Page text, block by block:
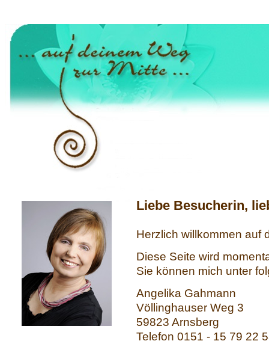
Liebe Besucherin,
Herzlich willkommen auf
Diese Seite wird
Sie können mich unter
Angelika Gahmann
Völlinghauser Weg 3
59823 Arnsberg
Telefon 0151 - 15 79 22